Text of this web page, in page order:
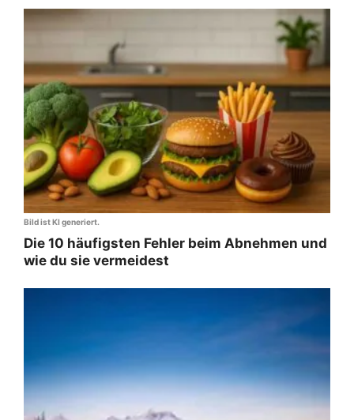
Bild ist KI generiert.
Die 10 häufigsten Fehler beim Abnehmen und
wie du sie vermeidest